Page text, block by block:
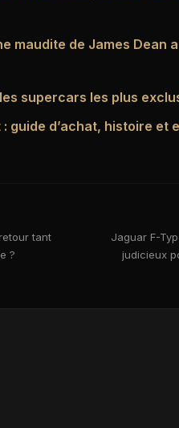
maudite de James Dean
supercars les plus
guide d’achat, histoire et
tant
?
Jaguar F-
judicieux